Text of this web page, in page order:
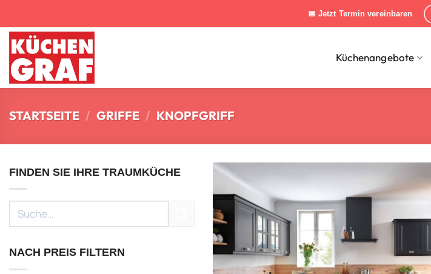
Inhalt
springen
📅 Jetzt Termin vereinbaren
Küchenangebote
STARTSEITE / GRIFFE / KNOPFGRIFF
FINDEN SIE IHRE TRAUMKÜCHE
Suche
nach:
NACH PREIS FILTERN